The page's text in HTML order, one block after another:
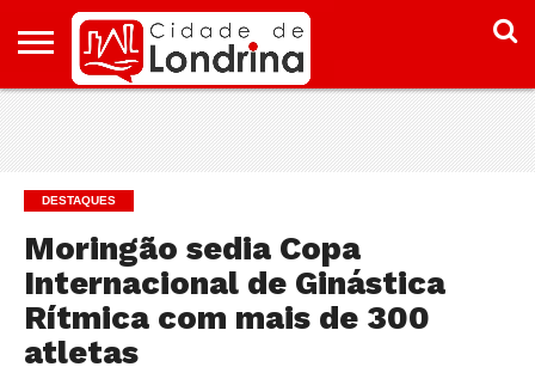
HOME
CONHEÇA
LONDRINA
PONTOS
TURÍSTICOS
ONDE
FICAR EM
LONDRINA
ONDE
COMER
EM
LONDRINA
DESTAQUES
Moringão sedia Copa
Internacional de Ginástica
Rítmica com mais de 300
atletas